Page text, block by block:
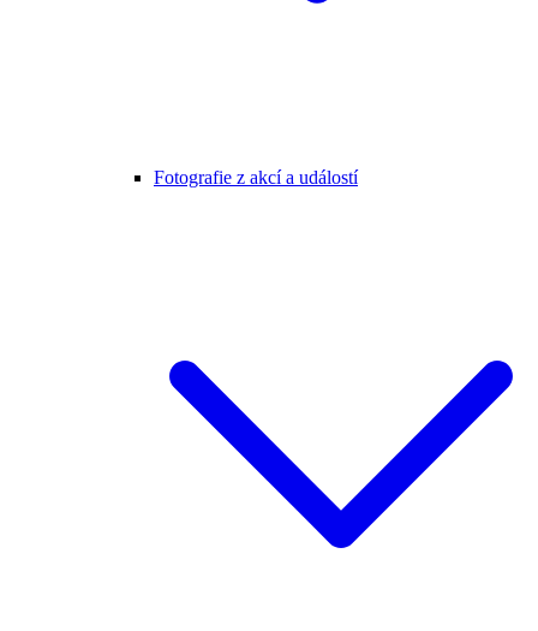
Fotografie z akcí a událostí